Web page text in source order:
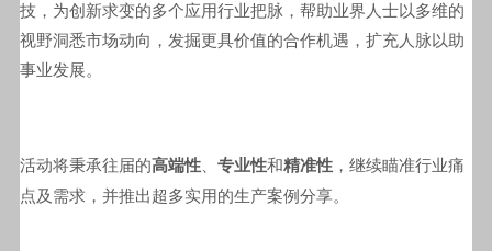
技，为创新求变的多个应用行业把脉，帮助业界人士以多维的
视野洞悉市场动向，发掘更具价值的合作机遇，扩充人脉以助
事业发展。
活动将秉承往届的高端性 专业性和精准性 ，继续瞄准行业痛
点及需求，并推出超多实用的生产案例分享。